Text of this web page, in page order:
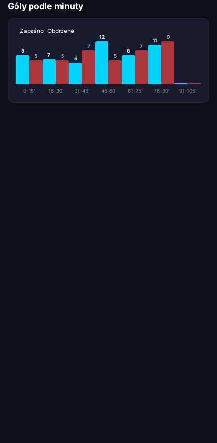
Góly podle minuty
Zapsáno Obdržené
8
5
0-15'
7 5
16-30'
6
7
31-45'
12
5
46-60'
8
7
61-75'
11
9
76-90' 91-105'